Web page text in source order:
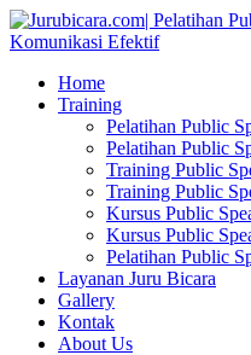
Home
Training
Pelatihan Public
Pelatihan Public
Training Public
Training Public
Kursus Public
Kursus Public
Pelatihan Public
Layanan Juru Bicara
Gallery
Kontak
About Us